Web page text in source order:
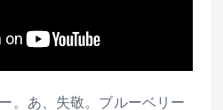
。あ、失敬。ブルーベリー